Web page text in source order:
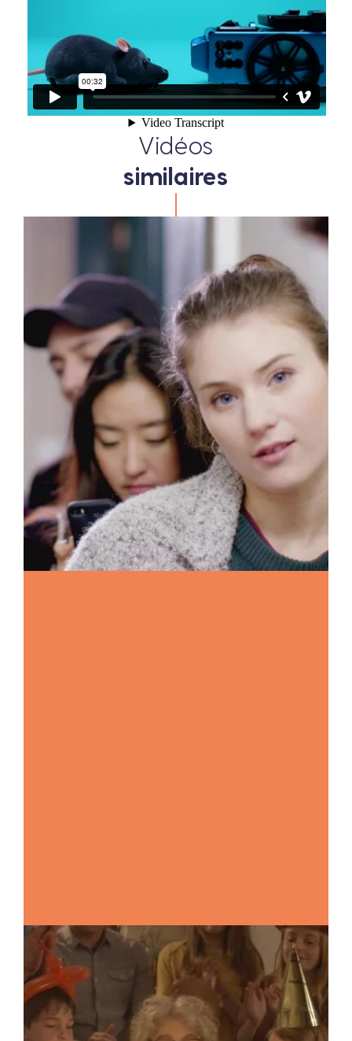
Vidéos
similaires